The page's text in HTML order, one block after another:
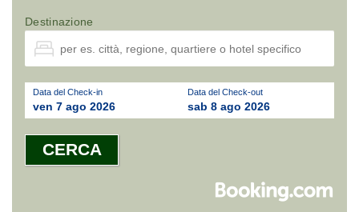
Destinazione
Data del Check-in
ven 7 ago 2026
Data del Check-out
sab 8 ago 2026